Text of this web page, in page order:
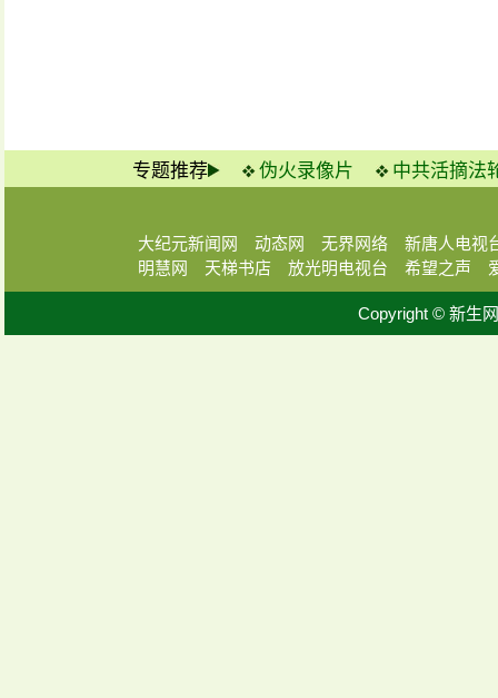
专题推荐 伪火录像片 中共活摘法
大纪元新闻网 动态网 无界网络
新唐人电视
明慧网
天梯书店 放光明电视台 希望之声
Copyright © 新生